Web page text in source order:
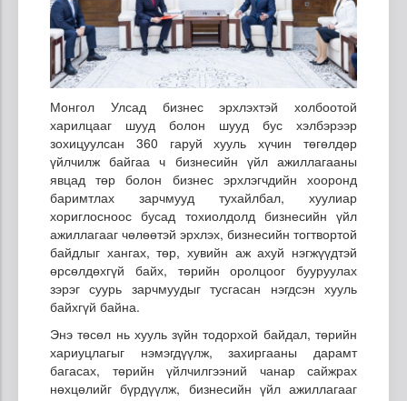
Монгол Улсад бизнес эрхлэхтэй холбоотой
харилцааг шууд болон шууд бус хэлбэрээр
зохицуулсан 360 гаруй хууль хүчин төгөлдөр
үйлчилж байгаа ч бизнесийн үйл ажиллагааны
явцад төр болон бизнес эрхлэгчдийн хооронд
баримтлах зарчмууд тухайлбал, хуулиар
хориглосноос бусад тохиолдолд бизнесийн үйл
ажиллагааг чөлөөтэй эрхлэх, бизнесийн тогтвортой
байдлыг хангах, төр, хувийн аж ахуй нэгжүүдтэй
өрсөлдөхгүй байх, төрийн оролцоог бууруулах
зэрэг суурь зарчмуудыг тусгасан нэгдсэн хууль
байхгүй байна.
Энэ төсөл нь хууль зүйн тодорхой байдал, төрийн
хариуцлагыг нэмэгдүүлж, захиргааны дарамт
багасах, төрийн үйлчилгээний чанар сайжрах
нөхцөлийг бүрдүүлж, бизнесийн үйл ажиллагааг